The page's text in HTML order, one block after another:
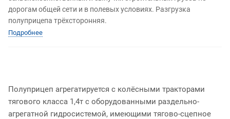
дорогам общей сети и в полевых условиях. Разгрузка
полуприцепа трёхсторонняя.
Подробнее
Полуприцеп агрегатируется с колёсными тракторами
тягового класса 1,4т с оборудованными раздельно-
агрегатной гидросистемой, имеющими тягово-сцепное